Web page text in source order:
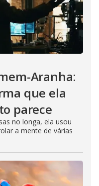
Aranha:
que ela
parece
no longa, ela usou
a mente de várias